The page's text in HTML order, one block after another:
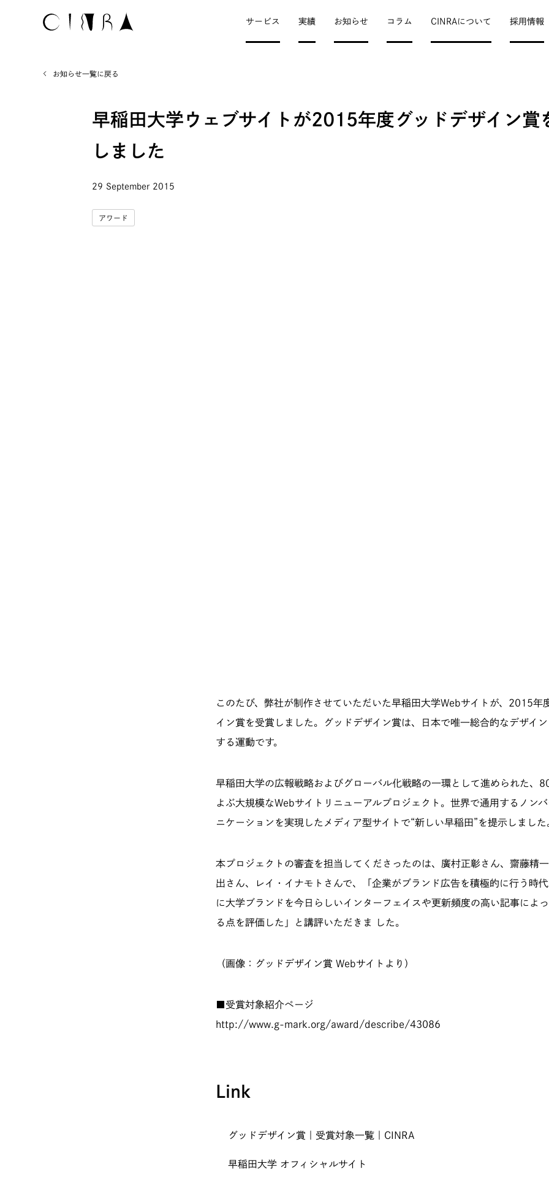
サービス 実績 お知らせ コラム CINRAについて 採用情報
お知らせ一覧に戻る
早稲田大学ウェブサイトが2015年度グッドデザイン賞
しました
29 September 2015
アワード
このたび、弊社が制作させていただいた早稲田大学Webサイトが、2015年
イン賞を受賞しました。
グッドデザイン賞は、日本で唯一総合的なデザイ
する運動です。
早稲田大学の広報戦略およびグローバル化戦略の一環として進められた、
よぶ大規模なWebサイトリニューアルプロジェクト。世界で通用するノン
ニケーションを実現したメディア型サイトで“新しい早稲田”を提示しました
本プロジェクトの審査を担当してくださったのは、廣村正彰さん、齋藤精
出さん、レイ・イナモトさんで、「企業がブランド広告を積極的に行う時
に大学ブランドを今日らしいインターフェイスや更新頻度の高い記事によ
る点を評価した」と講評いただきま
した。
（画像：グッドデザイン賞 Webサイトより）
■受賞対象紹介ページ
http://www.g-mark.org/award/describe/43086
Link
グッドデザイン賞｜受賞対象一覧｜CINRA
早稲田大学 オフィシャルサイト